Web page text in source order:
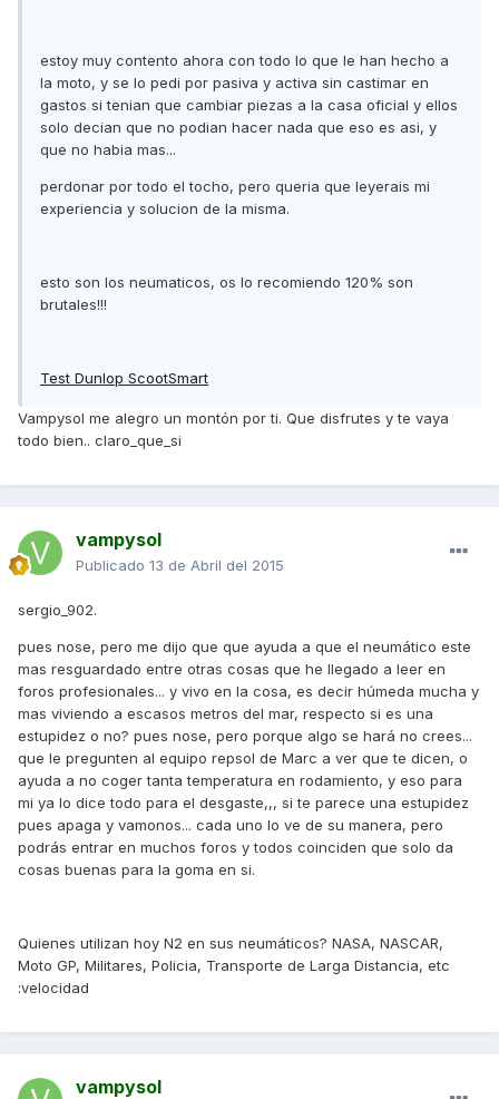
estoy muy contento ahora con todo lo que le han hecho a
la moto, y se lo pedi por pasiva y activa sin castimar en
gastos si tenian que cambiar piezas a la casa oficial y ellos
solo decian que no podian hacer nada que eso es asi, y
que no habia mas...
perdonar por todo el tocho, pero queria que leyerais mi
experiencia y solucion de la misma.
esto son los neumaticos, os lo recomiendo 120% son
brutales!!!
Test Dunlop ScootSmart
Vampysol me alegro un montón por ti. Que disfrutes y te vaya
todo bien.. claro_que_si
vampysol
Publicado 13 de Abril del 2015
sergio_902.
pues nose, pero me dijo que que ayuda a que el neumático este
mas resguardado entre otras cosas que he llegado a leer en
foros profesionales... y vivo en la cosa, es decir húmeda mucha y
mas viviendo a escasos metros del mar, respecto si es una
estupidez o no? pues nose, pero porque algo se hará no crees...
que le pregunten al equipo repsol de Marc a ver que te dicen, o
ayuda a no coger tanta temperatura en rodamiento, y eso para
mi ya lo dice todo para el desgaste,,, si te parece una estupidez
pues apaga y vamonos... cada uno lo ve de su manera, pero
podrás entrar en muchos foros y todos coinciden que solo da
cosas buenas para la goma en si.
Quienes utilizan hoy N2 en sus neumáticos? NASA, NASCAR,
Moto GP, Militares, Policia, Transporte de Larga Distancia, etc
:velocidad
vampysol